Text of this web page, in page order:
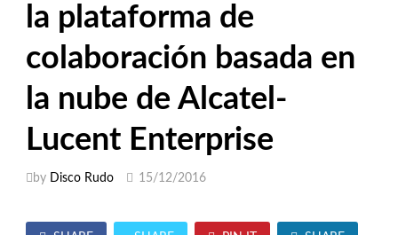
la plataforma de
colaboración basada en
la nube de Alcatel-
Lucent Enterprise
by Disco Rudo 15/12/2016